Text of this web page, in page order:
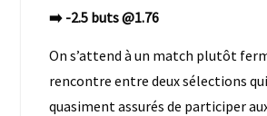
➡️ -2.5 buts @1.76
On s’attend à un match plutôt
rencontre entre deux sélections
quasiment assurés de participer